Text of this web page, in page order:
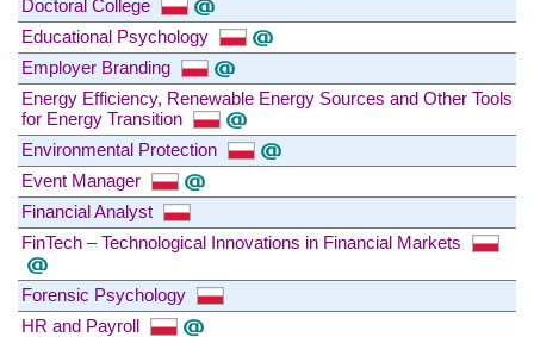
Doctoral College
Educational Psychology
Employer Branding
Energy Efficiency, Renewable Energy Sources and Other Tools
for Energy Transition
Environmental Protection
Event Manager
Financial Analyst
FinTech – Technological Innovations in Financial Markets
Forensic Psychology
HR and Payroll